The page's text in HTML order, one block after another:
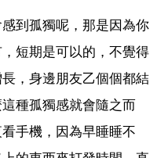
到孤獨呢，那是因為你
短期是可以的，不覺得
，身邊朋友乙個個都結
種孤獨感就會隨之而
手機，因為早睡睡不